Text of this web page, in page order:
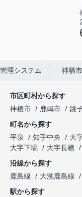
理システム 神栖
市区町村から探す
神栖市
鹿嶋市 銚
町名から探す
平泉
知手中央 大
大字下塙
大字長栖
沿線から探す
鹿島線
大洗鹿島線
駅から探す